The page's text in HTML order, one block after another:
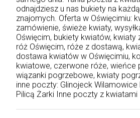
odnajdziesz u nas bukiety na
znajomych. Oferta w Oświęcimiu:
zamówienie, świeże kwiaty,
Oświęcim, bukiety kwiatów, kwiaty
róż Oświęcim, róże z dostawą,
dostawa kwiatów w Oświęcimiu,
kwiatowe, czerwone róże, wieńce
wiązanki pogrzebowe, kwiaty
inne poczty: Glinojeck Wilamowice
Pilicą Żarki Inne poczty z kwiatami